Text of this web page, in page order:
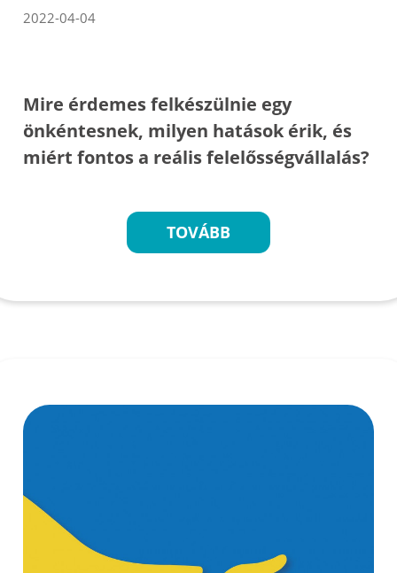
2022-04-04
Mire érdemes felkészülnie egy
önkéntesnek, milyen hatások érik, és
miért fontos a reális felelősségvállalás?
TOVÁBB